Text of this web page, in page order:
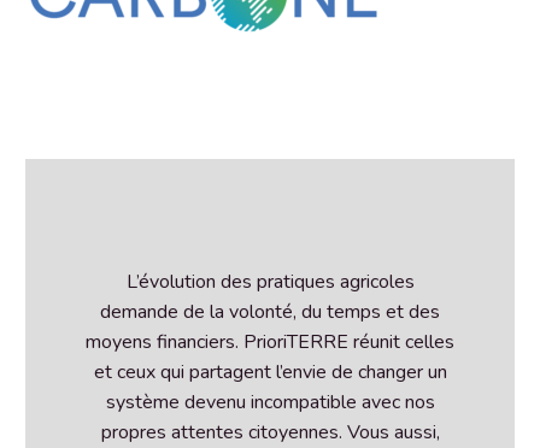
L’évolution des pratiques agricoles
demande de la volonté, du temps et des
moyens financiers. PrioriTERRE réunit celles
et ceux qui partagent l’envie de changer un
système devenu incompatible avec nos
propres attentes citoyennes. Vous aussi,